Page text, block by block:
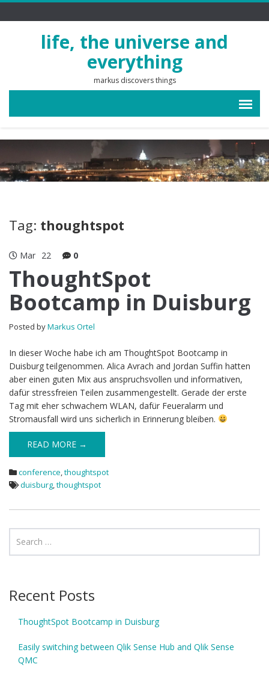
life, the universe and
everything
markus discovers things
Tag: thoughtspot
Mar 22 0
ThoughtSpot
Bootcamp in Duisburg
Posted byMarkus Ortel
In dieser Woche habe ich am ThoughtSpot Bootcamp in
Duisburg teilgenommen. Alica Avrach and Jordan Suffin hatten
aber einen guten Mix aus anspruchsvollen und informativen,
dafür stressfreien Teilen zusammengestellt. Gerade der erste
Tag mit eher schwachem WLAN, dafür Feueralarm und
Stromausfall wird uns sicherlich in Erinnerung bleiben.
READ MORE →
conference,thoughtspot
duisburg,thoughtspot
Recent Posts
ThoughtSpot Bootcamp in Duisburg
Easily switching between Qlik Sense Hub and Qlik Sense
QMC